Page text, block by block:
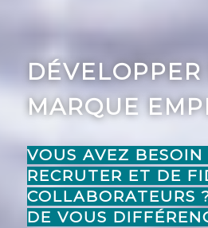
DÉVELOPPER
MARQUE
VOUS AVEZ BESOIN
RECRUTER ET DE
COLLABORATEURS
DE VOUS